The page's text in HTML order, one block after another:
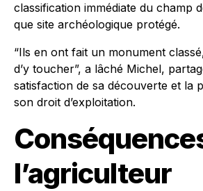
classification immédiate du champ
que site archéologique protégé.
“Ils en ont fait un monument
d’y toucher”, a lâché Michel,
satisfaction de sa découverte et la
son droit d’exploitation.
l’agriculteur